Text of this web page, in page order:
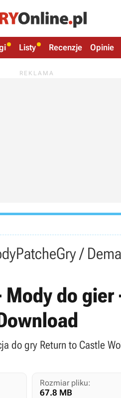
Listy Recenzje Opinie
PatcheGry / Dema
do gier
do gry Return to Castle
Rozmiar pliku:
67.8 MB